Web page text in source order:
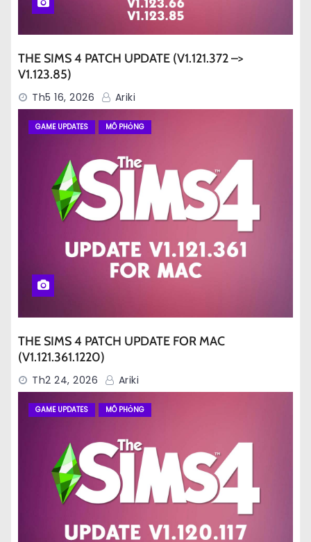
THE SIMS 4 PATCH UPDATE (V1.121.372 –>
V1.123.85)
Th5 16, 2026 Ariki
GAME UPDATES MÔ PHỎNG
THE SIMS 4 PATCH UPDATE FOR MAC
(V1.121.361.1220)
Th2 24, 2026 Ariki
GAME UPDATES MÔ PHỎNG